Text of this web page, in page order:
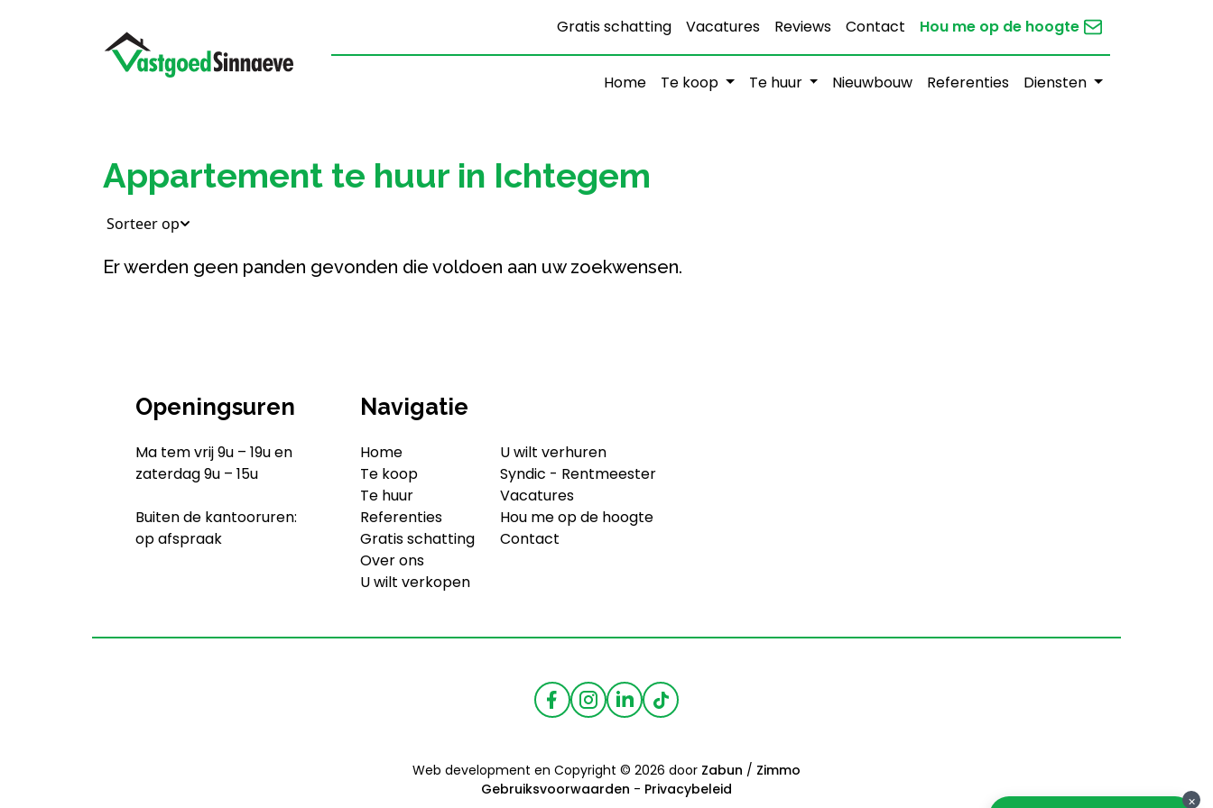
Gratis schatting Vacatures Reviews Contact Hou me op de hoogte
Home Te koop Te huur Nieuwbouw Referenties Diensten
Appartement te huur in Ichtegem
Sorteer op
Er werden geen panden gevonden die voldoen aan uw zoekwensen.
Openingsuren
Ma tem vrij 9u – 19u en
zaterdag 9u – 15u
Buiten de kantooruren:
op afspraak
Navigatie
Home
Te koop
Te huur
Referenties
Gratis schatting
Over ons
U wilt verkopen
U wilt verhuren
Syndic - Rentmeester
Vacatures
Hou me op de hoogte
Contact
Web development en Copyright © 2026 door Zabun / Zimmo
Gebruiksvoorwaarden - Privacybeleid